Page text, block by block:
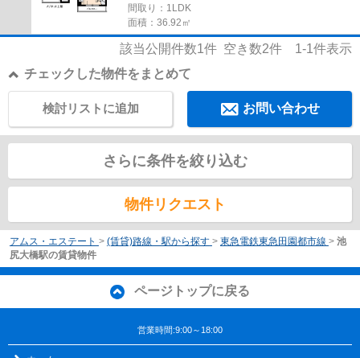
間取り：1LDK
面積：36.92㎡
該当公開件数1件 空き数2件 1-1件表示
チェックした物件をまとめて
お問い合わせ
検討リストに追加
さらに条件を絞り込む
物件リクエスト
アムス・エステート > (賃貸)路線・駅から探す > 東急電鉄東急田園都市線 > 池
尻大橋駅の賃貸物件
ページトップに戻る
営業時間:9:00～18:00